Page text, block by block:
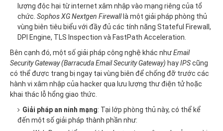
lượng độc hại từ internet xâm nhập vào mạng riêng của tổ
chức. Sophos XG Nextgen Firewalllà một giải pháp phòng thủ
vùng biên tiêu biểu với đầy đủ các tính năng Stateful Firewall,
DPI Engine, TLS Inspection và FastPath Acceleration.
Bên cạnh đó, một số giải pháp công nghệ khác nhưEmail
Security Gateway (Barracuda Email Security Gateway) hayIPScũng
có thể được trang bị ngay tại vùng biên để chống đỡ trước các
hành vi xâm nhập của hacker qua lưu lượng thư điện tử hoặc
khai thác lỗ hổng giao thức.
Giải pháp an ninh mạng: Tại lớp phòng thủ này, có thể kể
đến một số giải pháp thành phần như: